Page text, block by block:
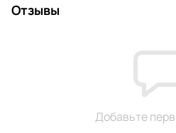
Отзывы
Добавьте